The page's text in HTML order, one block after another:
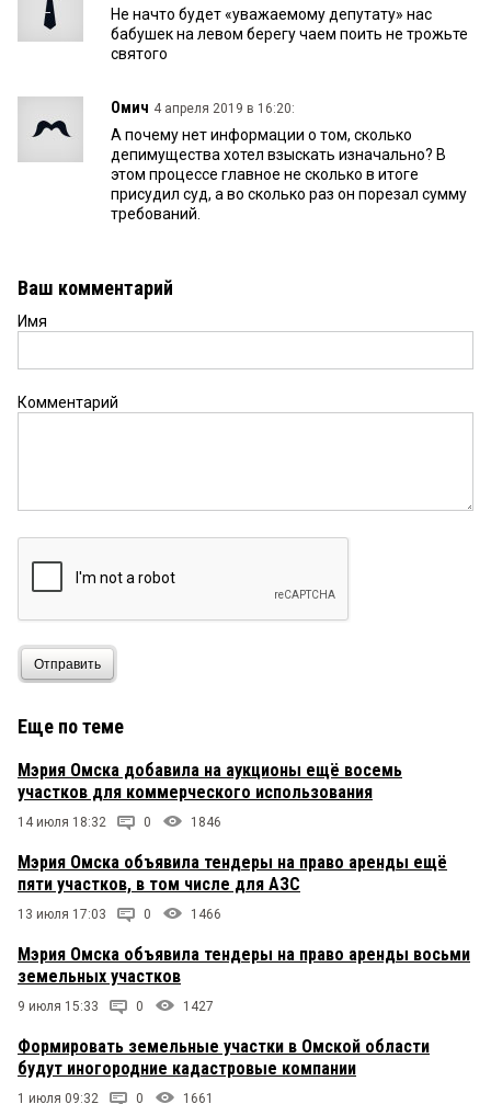
Не начто будет «уважаемому депутату» нас
бабушек на левом берегу чаем поить не трожьте
святого
Омич 4 апреля 2019 в 16:20:
А почему нет информации о том, сколько
депимущества хотел взыскать изначально? В
этом процессе главное не сколько в итоге
присудил суд, а во сколько раз он порезал сумму
требований.
Ваш комментарий
Имя
Комментарий
Отправить
Еще по теме
Мэрия Омска добавила на аукционы ещё восемь
участков для коммерческого использования
14 июля 18:32 0 1846
Мэрия Омска объявила тендеры на право аренды ещё
пяти участков, в том числе для АЗС
13 июля 17:03 0 1466
Мэрия Омска объявила тендеры на право аренды восьми
земельных участков
9 июля 15:33 0 1427
Формировать земельные участки в Омской области
будут иногородние кадастровые компании
1 июля 09:32 0 1661